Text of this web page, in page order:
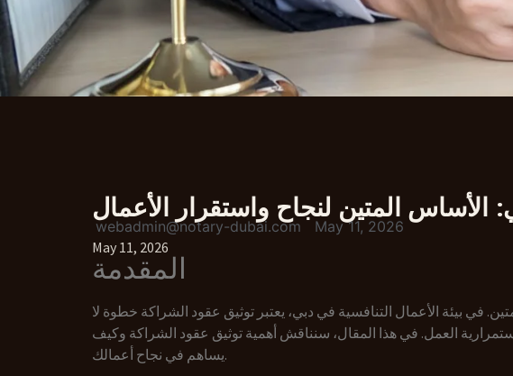
المتين لنجاح واستقرار الأعمال
webadmin@notary-dubai.com
May 11, 2026
May 11, 2026
المقدمة
في بيئة الأعمال التنافسية في دبي، يعتبر توثيق عقود الشراكة خطوة لا
العمل. في هذا المقال، سنناقش أهمية توثيق عقود الشراكة وكيف
يساهم في نجاح أعمالك.